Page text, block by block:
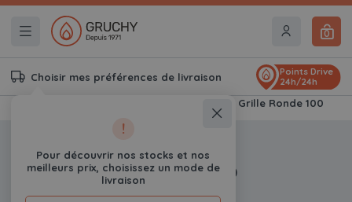
0
Choisir mes préférences de livraison
!
Pour découvrir nos stocks et nos
meilleurs prix, choisissez un mode de
livraison
Points Drive
24h/24h
Grille Ronde 100
Grille Ronde 100
0Avis